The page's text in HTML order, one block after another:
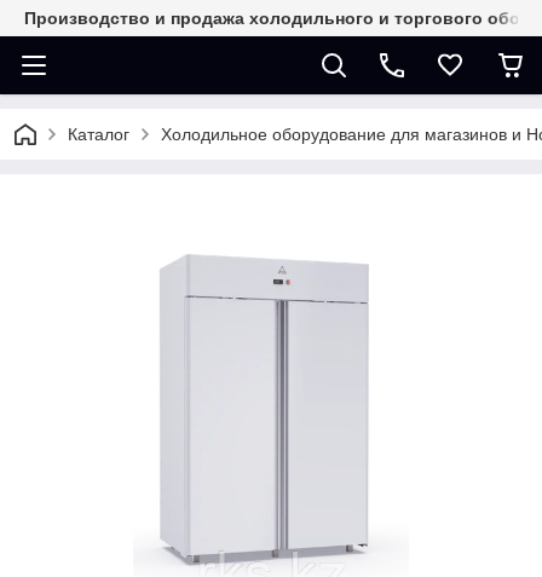
Производство и продажа холодильного и торгового
Каталог Холодильное оборудование для магазинов и